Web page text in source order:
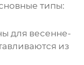
типы:
для весенне-
из